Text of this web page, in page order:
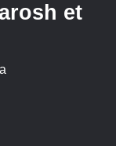
et